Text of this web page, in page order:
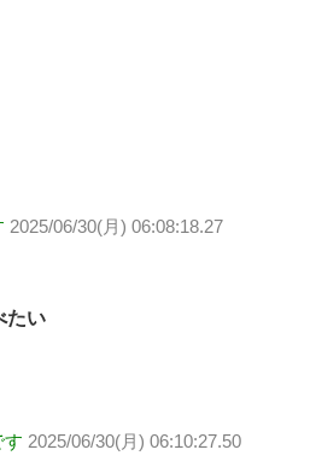
2025/06/30(月) 06:08:18.27
たい
す 2025/06/30(月) 06:10:27.50